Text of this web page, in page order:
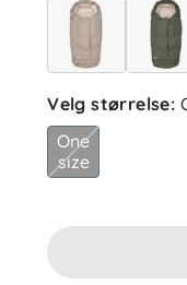
Velg størrelse:
One
size